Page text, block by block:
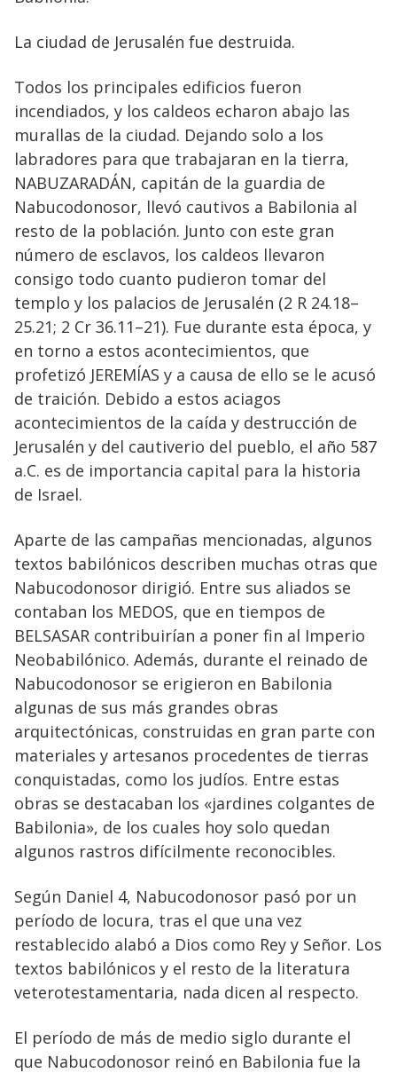
La ciudad de Jerusalén fue destruida.
Todos los principales edificios fueron
incendiados, y los caldeos echaron abajo las
murallas de la ciudad. Dejando solo a los
labradores para que trabajaran en la tierra,
NABUZARADÁN, capitán de la guardia de
Nabucodonosor, llevó cautivos a Babilonia al
resto de la población. Junto con este gran
número de esclavos, los caldeos llevaron
consigo todo cuanto pudieron tomar del
templo y los palacios de Jerusalén (2 R 24.18–
25.21; 2 Cr 36.11–21). Fue durante esta época, y
en torno a estos acontecimientos, que
profetizó JEREMÍAS y a causa de ello se le acusó
de traición. Debido a estos aciagos
acontecimientos de la caída y destrucción de
Jerusalén y del cautiverio del pueblo, el año 587
a.C. es de importancia capital para la historia
de Israel.
Aparte de las campañas mencionadas, algunos
textos babilónicos describen muchas otras que
Nabucodonosor dirigió. Entre sus aliados se
contaban los MEDOS, que en tiempos de
BELSASAR contribuirían a poner fin al Imperio
Neobabilónico. Además, durante el reinado de
Nabucodonosor se erigieron en Babilonia
algunas de sus más grandes obras
arquitectónicas, construidas en gran parte con
materiales y artesanos procedentes de tierras
conquistadas, como los judíos. Entre estas
obras se destacaban los «jardines colgantes de
Babilonia», de los cuales hoy solo quedan
algunos rastros difícilmente reconocibles.
Según Daniel 4, Nabucodonosor pasó por un
período de locura, tras el que una vez
restablecido alabó a Dios como Rey y Señor. Los
textos babilónicos y el resto de la literatura
veterotestamentaria, nada dicen al respecto.
El período de más de medio siglo durante el
que Nabucodonosor reinó en Babilonia fue la